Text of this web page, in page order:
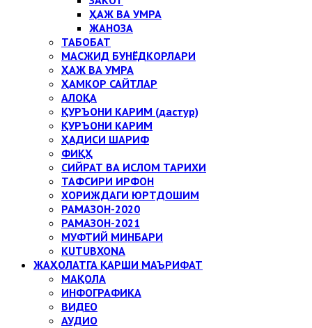
ҲАЖ ВА УМРА
ЖАНОЗА
ТАБОБАТ
МАСЖИД БУНЁДКОРЛАРИ
ҲАЖ ВА УМРА
ҲАМКОР САЙТЛАР
АЛОҚА
ҚУРЪОНИ КАРИМ (дастур)
ҚУРЪОНИ КАРИМ
ҲАДИСИ ШАРИФ
ФИҚҲ
СИЙРАТ ВА ИСЛОМ ТАРИХИ
ТАФСИРИ ИРФОН
ХОРИЖДАГИ ЮРТДОШИМ
РАМАЗОН-2020
РАМАЗОН-2021
МУФТИЙ МИНБАРИ
KUTUBXONA
ЖАҲОЛАТГА ҚАРШИ МАЪРИФАТ
МАҚОЛА
ИНФОГРАФИКА
ВИДЕО
АУДИО